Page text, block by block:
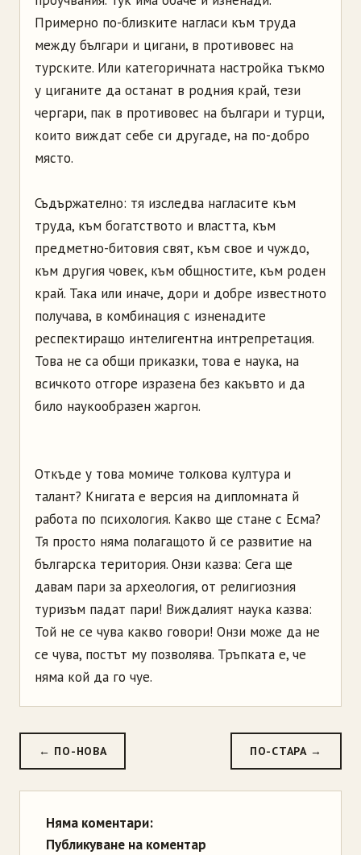
Примерно по-близките нагласи към труда
между българи и цигани, в противовес на
турските. Или категоричната настройка тъкмо
у циганите да останат в родния край, тези
чергари, пак в противовес на българи и турци,
които виждат себе си другаде, на по-добро
място.
Съдържателно: тя изследва нагласите към
труда, към богатството и властта, към
предметно-битовия свят, към свое и чуждо,
към другия човек, към общностите, към роден
край. Така или иначе, дори и добре известното
получава, в комбинация с изненадите
респектиращо интелигентна интрепретация.
Това не са общи приказки, това е наука, на
всичкото отгоре изразена без какъвто и да
било наукообразен жаргон.
Откъде у това момиче толкова култура и
талант? Книгата е версия на дипломната й
работа по психология. Какво ще стане с Есма?
Тя просто няма полагащото й се развитие на
българска територия. Онзи казва: Сега ще
давам пари за археология, от религиозния
туризъм падат пари! Виждалият наука казва:
Той не се чува какво говори! Онзи може да не
се чува, постът му позволява. Тръпката е, че
няма кой да го чуе.
← ПО-НОВА ПО-СТАРА →
Няма коментари:
Публикуване на коментар